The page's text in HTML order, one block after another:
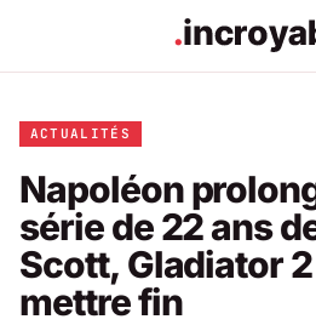
ACTUALITÉS
Napoléon
série de 22 ans
Scott, Gladiator
mettre fin